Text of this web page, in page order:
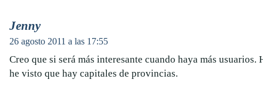
Jenny
26 agosto 2011 a las 17:55
Creo que si será más interesante cuando haya más usuarios.
he visto que hay capitales de provincias.